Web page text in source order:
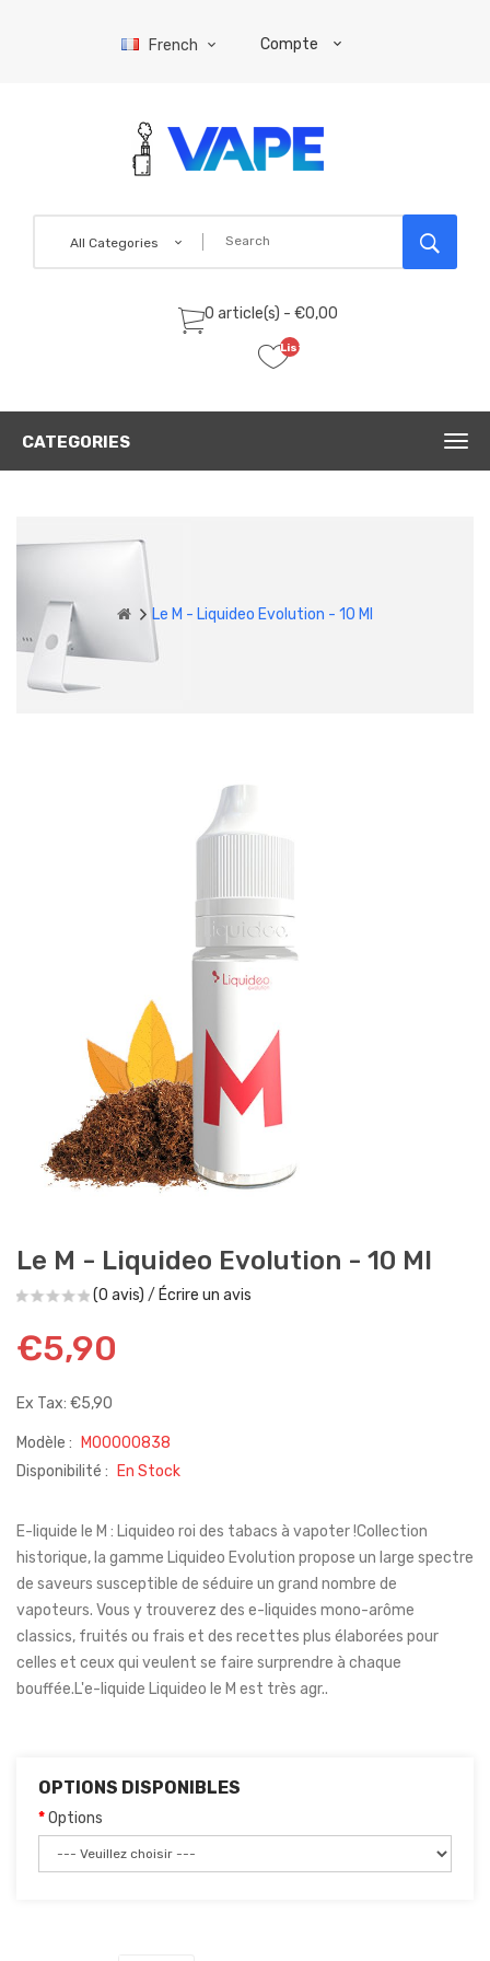
French Compte
All Categories
0 article(s) - €0,00
Liste
(0)
CATEGORIES
Le M - Liquideo Evolution - 10 Ml
Le M - Liquideo Evolution - 10 Ml
(0 avis) / Écrire un avis
€5,90
Ex Tax: €5,90
Modèle :
M00000838
Disponibilité :
En Stock
E-liquide le M : Liquideo roi des tabacs à vapoter !Collection
historique, la gamme Liquideo Evolution propose un large spectre
de saveurs susceptible de séduire un grand nombre de
vapoteurs. Vous y trouverez des e-liquides mono-arôme
classics, fruités ou frais et des recettes plus élaborées pour
celles et ceux qui veulent se faire surprendre à chaque
bouffée.L'e-liquide Liquideo le M est très agr..
OPTIONS DISPONIBLES
Options